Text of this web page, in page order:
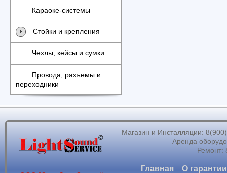
Караоке-системы
Стойки и крепления
Чехлы, кейсы и сумки
Провода, разъемы и
переходники
Магазин и Инсталляции:
Аренда
Ремонт:
Главная О гарантии